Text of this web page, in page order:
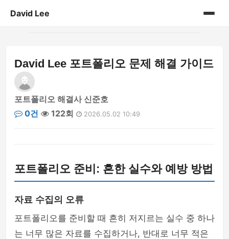
David Lee
게시판
David Lee 포트폴리오 문제 해결 가이드
포트폴리오 해결사 신준호
0건
122회 2026.05.02 10:49
포트폴리오 준비: 흔한 실수와 예방 방법
자료 수집의 오류
포트폴리오를 준비할 때 흔히 저지르는 실수 중 하나
는 너무 많은 자료를 수집하거나, 반대로 너무 적은